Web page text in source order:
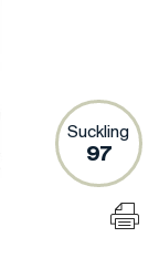
Suckling
97